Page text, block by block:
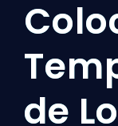
de